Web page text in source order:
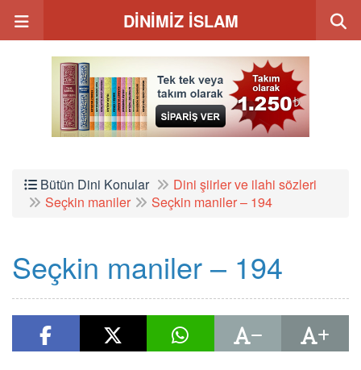
DİNİMİZ İSLAM
Bütün Dini Konular
Dini şiirler ve ilahi sözleri
Seçkin maniler
Seçkin maniler – 194
Seçkin maniler – 194